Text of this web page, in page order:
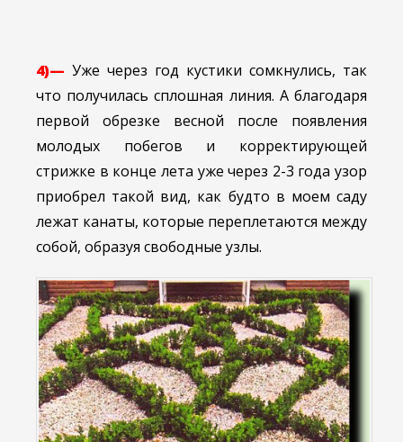
4)— Уже через год кустики сомкнулись, так
что получилась сплошная линия. А благодаря
первой обрезке весной после появления
молодых побегов и корректирующей
стрижке в конце лета уже через 2-3 года узор
приобрел такой вид, как будто в моем саду
лежат канаты, которые переплетаются между
собой, образуя свободные узлы.